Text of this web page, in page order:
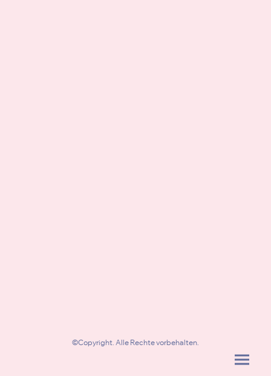
©Copyright. Alle Rechte vorbehalten.